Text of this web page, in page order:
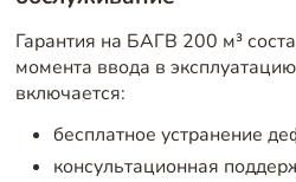
Гарантия на БАГВ 200 м³
момента ввода в
включается:
бесплатное устранение
консультационная